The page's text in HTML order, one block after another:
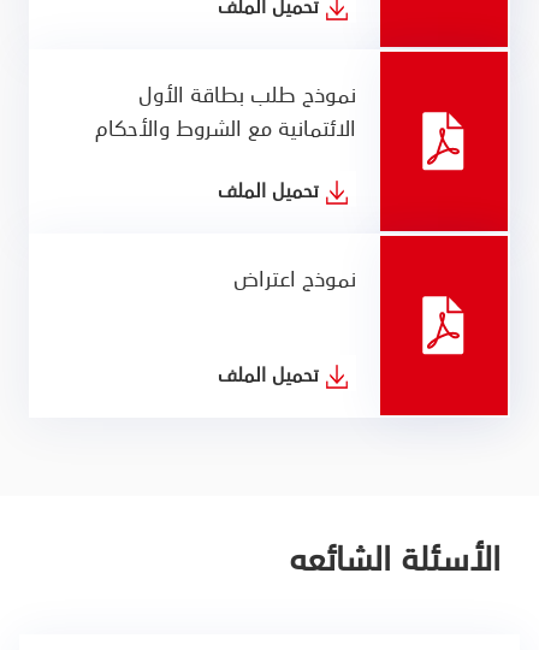
نموذج طلب بطاقة الأول
الائتمانية مع الشروط والأحكام
تحميل الملف
نموذج اعتراض
تحميل الملف
الأسئلة الشائعه